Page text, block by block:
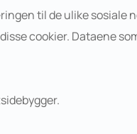
til de ulike sosiale
cookier. Dataene